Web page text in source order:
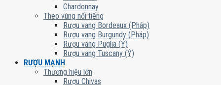
Chardonnay
Theo vùng nổi tiếng
Rượu vang Bordeaux (Pháp)
Rượu vang Burgundy (Pháp)
Rượu vang Puglia (Ý)
Rượu vang Tuscany (Ý)
RƯỢU MẠNH
Thương hiệu lớn
Rượu Chivas